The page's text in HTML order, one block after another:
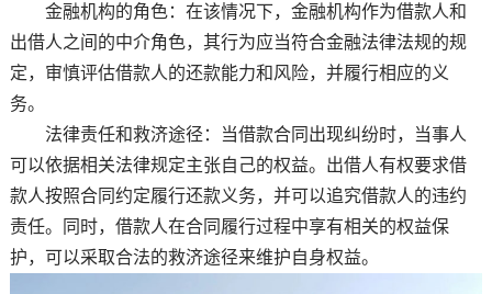
金融机构的角色：在该情况下，金融机构作为借款人和
出借人之间的中介角色，其行为应当符合金融法律法规的规
定，审慎评估借款人的还款能力和风险，并履行相应的义
务。
法律责任和救济途径：当借款合同出现纠纷时，当事人
可以依据相关法律规定主张自己的权益。出借人有权要求借
款人按照合同约定履行还款义务，并可以追究借款人的违约
责任。同时，借款人在合同履行过程中享有相关的权益保
护，可以采取合法的救济途径来维护自身权益。